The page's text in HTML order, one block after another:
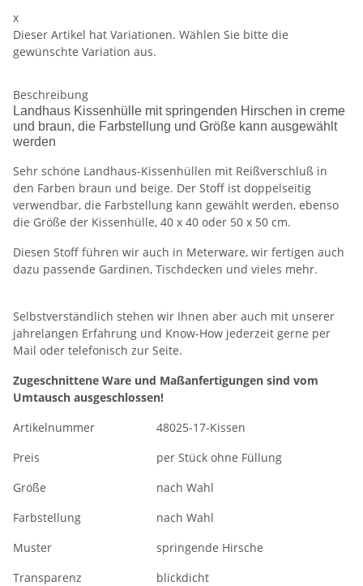
x
Dieser Artikel hat Variationen. Wählen Sie bitte die
gewünschte Variation aus.
Beschreibung
Landhaus Kissenhülle mit springenden Hirschen in creme
und braun, die Farbstellung und Größe kann ausgewählt
werden
Sehr schöne Landhaus-Kissenhüllen mit Reißverschluß in
den Farben braun und beige. Der Stoff ist doppelseitig
verwendbar, die Farbstellung kann gewählt werden, ebenso
die Größe der Kissenhülle, 40 x 40 oder 50 x 50 cm.
Diesen Stoff führen wir auch in Meterware, wir fertigen auch
dazu passende Gardinen, Tischdecken und vieles mehr.
Selbstverständlich stehen wir Ihnen aber auch mit unserer
jahrelangen Erfahrung und Know-How jederzeit gerne per
Mail oder telefonisch zur Seite.
Zugeschnittene Ware und Maßanfertigungen sind vom
Umtausch ausgeschlossen!
Artikelnummer
48025-17-Kissen
Preis
per Stück ohne Füllung
Größe
nach Wahl
Farbstellung
nach Wahl
Muster
springende Hirsche
Transparenz
blickdicht